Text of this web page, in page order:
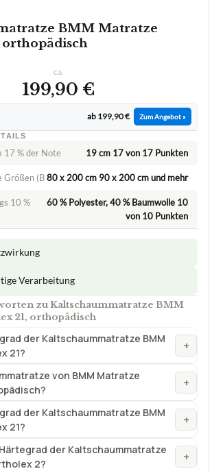
BMM Matratze
ca.
199,90 €
ab 199,90 € Zum Angebot »
17 % der Note 19 cm 17 von 17 Punkten
Größen (B80 x 200 cm 90 x 200 cm und mehr
10 %
60 % Polyester, 40 % Baumwolle 10
von 10 Punkten
Verarbeitung
zu Kaltschaummatratze BMM
21, orthopädisch
der Kaltschaummatratze BMM
21?
+
von BMM Matratze
+
der Kaltschaummatratze BMM
21?
+
der Kaltschaummatratze
2?
+